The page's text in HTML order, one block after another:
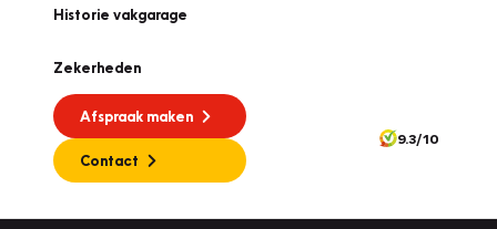
Historie vakgarage
Zekerheden
Afspraak maken
Contact
9.3/10